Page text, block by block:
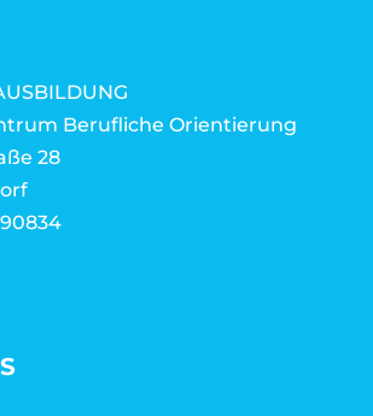
Berufliche Orientierung
28